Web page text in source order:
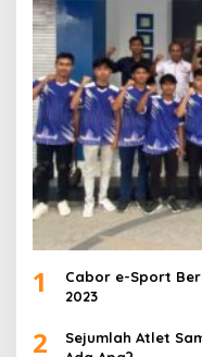
1
Cabor e-Sport
2023
2
Sejumlah Atlet